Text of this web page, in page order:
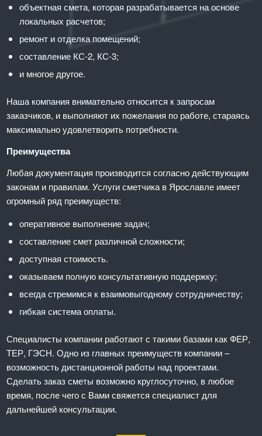
объектная смета, которая разрабатывается на основе
локальных расчетов;
ремонт и отделка помещений;
составление КС-2, КС-3;
и многое другое.
Наша компания внимательно относится к запросам
заказчиков, и выполняют их пожелания по работе, стараясь
максимально удовлетворить потребности.
Преимущества
Любая документация производится согласно действующим
законам и правилам. Услуги сметчика в Ярославле имеет
огромный ряд преимуществ:
оперативное выполнение задач;
составление смет различной сложности;
доступная стоимость.
оказываем полную консультативную поддержку;
всегда стремимся к взаимовыгодному сотрудничеству;
гибкая система оплаты.
Специалисты компании работают с такими базами как ФЕР,
ТЕР, ГЭСН. Одно из главных преимуществ компании –
возможность дистанционной работы над проектами.
Сделать заказ сметы возможно круглосуточно, в любое
время, после чего с Вами свяжется специалист для
дальнейшей консультации.